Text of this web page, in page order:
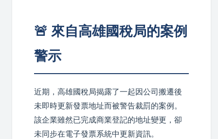
🚨 來自高雄國稅局的案例
警示
近期，高雄國稅局揭露了一起因公司搬遷後
未即時更新發票地址而被警告裁罰的案例。
該企業雖然已完成商業登記的地址變更，卻
未同步在電子發票系統中更新資訊。